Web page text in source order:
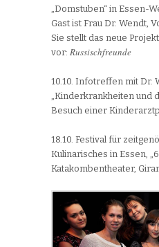
„Domstuben“ in Essen-
Gast ist Frau Dr. Wendt,
Sie stellt das neue
vor: Russischfreunde
10.10. Infotreffen mit Dr.
„Kinderkrankheiten und
Besuch einer
18.10. Festival für
Kulinarisches in Essen,
Katakombentheater,